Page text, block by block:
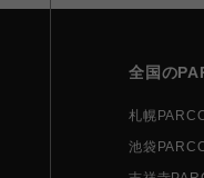
全国の
札幌
池袋